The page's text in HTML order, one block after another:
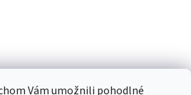
Vám umožnili pohodlné